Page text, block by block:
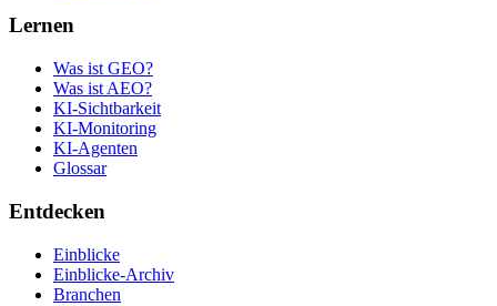
Lernen
Was ist GEO?
Was ist AEO?
KI-Sichtbarkeit
KI-Monitoring
KI-Agenten
Glossar
Entdecken
Einblicke
Einblicke-Archiv
Branchen